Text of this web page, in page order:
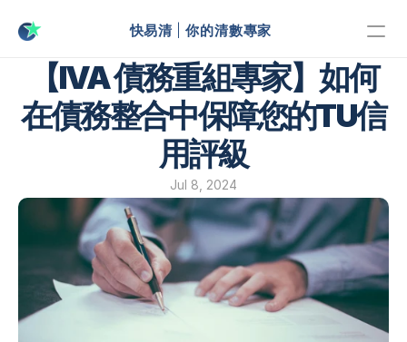
快易清 你的清數專家
Updates有用資訊
【IVA 債務重組專家】如何
在債務整合中保障您的TU信
用評級
Jul 8, 2024